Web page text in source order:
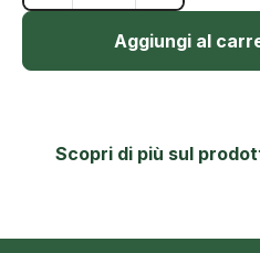
Aggiungi al
Scopri di più sul